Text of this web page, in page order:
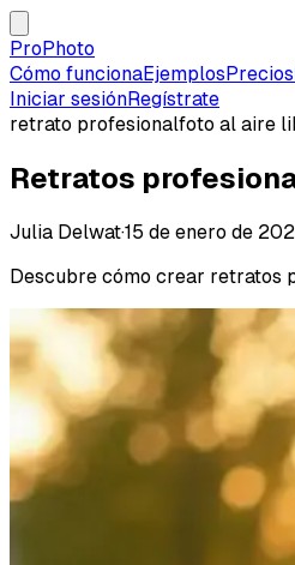
ProPhoto
Cómo funcionaEjemplosPrecios
Iniciar sesiónRegístrate
retrato profesionalfoto al aire
Retratos
Julia Delwat·15 de enero de
Descubre cómo crear retratos